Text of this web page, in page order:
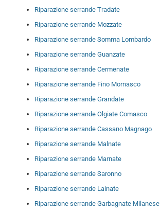
Riparazione serrande Tradate
Riparazione serrande Mozzate
Riparazione serrande Somma Lombardo
Riparazione serrande Guanzate
Riparazione serrande Cermenate
Riparazione serrande Fino Mornasco
Riparazione serrande Grandate
Riparazione serrande Olgiate Comasco
Riparazione serrande Cassano Magnago
Riparazione serrande Malnate
Riparazione serrande Marnate
Riparazione serrande Saronno
Riparazione serrande Lainate
Riparazione serrande Garbagnate Milanese